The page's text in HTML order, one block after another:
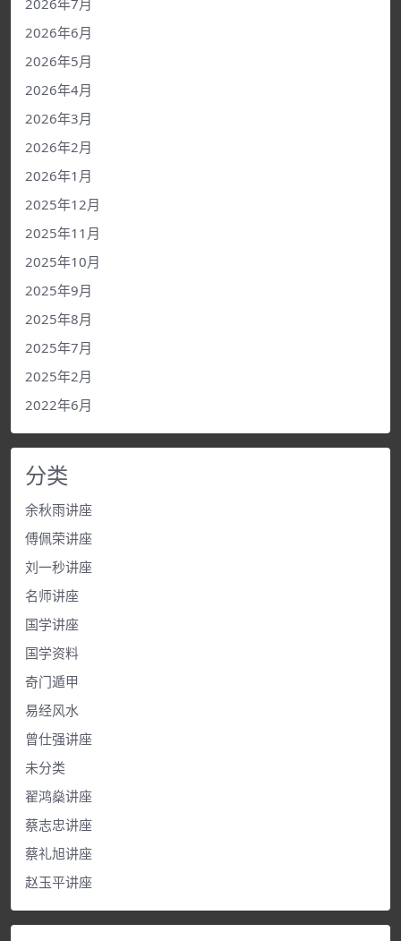
2026年6月
2026年5月
2026年4月
2026年3月
2026年2月
2026年1月
2025年12月
2025年11月
2025年10月
2025年9月
2025年8月
2025年7月
2025年2月
2022年6月
分类
余秋雨讲座
傅佩荣讲座
刘一秒讲座
名师讲座
国学讲座
国学资料
奇门遁甲
易经风水
曾仕强讲座
未分类
翟鸿燊讲座
蔡志忠讲座
蔡礼旭讲座
赵玉平讲座